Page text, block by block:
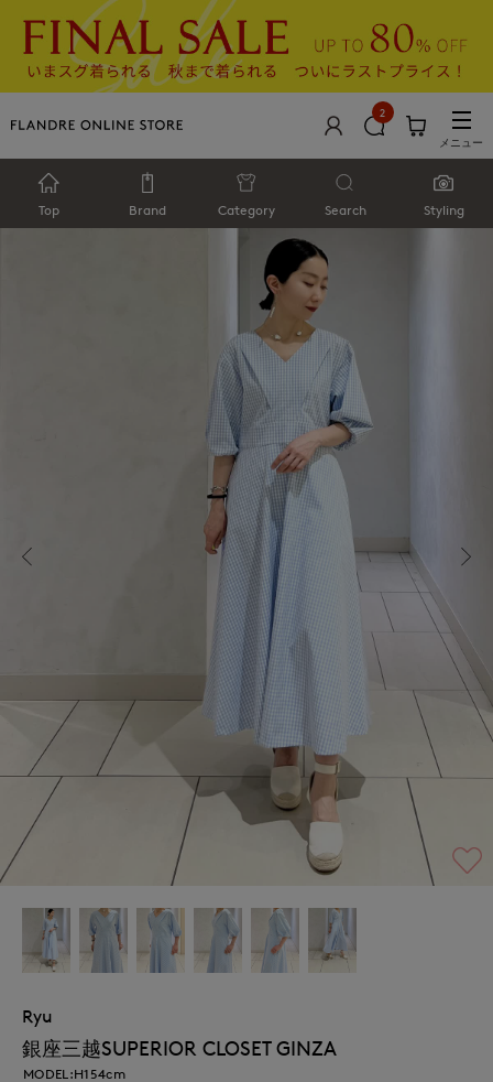
2
メニュー
Top Brand Category Search Styling
Ryu
銀座三越SUPERIOR CLOSET GINZA
MODEL:H154cm